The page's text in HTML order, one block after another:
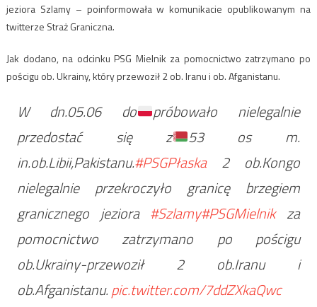
jeziora Szlamy – poinformowała w komunikacie opublikowanym na
twitterze Straż Graniczna.
Jak dodano, na odcinku PSG Mielnik za pomocnictwo zatrzymano po
pościgu ob. Ukrainy, który przewoził 2 ob. Iranu i ob. Afganistanu.
W dn.05.06 do
próbowało nielegalnie
przedostać się z
53 os m.
in.ob.Libii,Pakistanu.#PSGPłaska2 ob.Kongo
nielegalnie przekroczyło granicę brzegiem
granicznego jeziora #Szlamy#PSGMielnikza
pomocnictwo zatrzymano po pościgu
ob.Ukrainy-przewoził 2 ob.Iranu i
ob.Afganistanu.pic.twitter.com/7ddZXkaQwc